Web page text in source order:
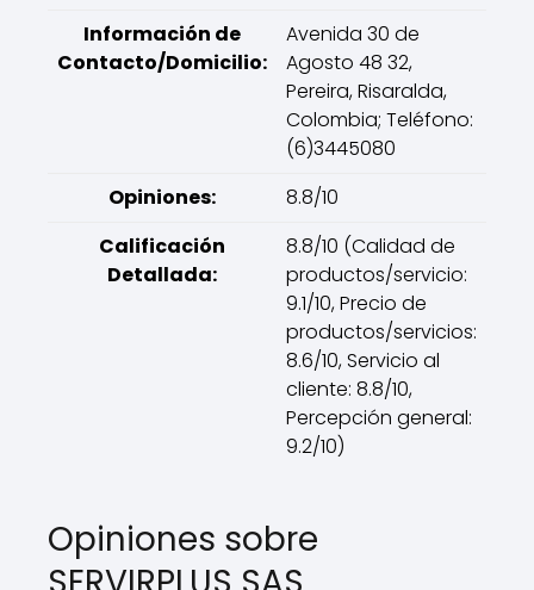
Información de
Contacto/Domicilio:
Avenida 30 de
Agosto 48 32,
Pereira, Risaralda,
Colombia; Teléfono:
(6)3445080
Opiniones:
8.8/10
Calificación
Detallada:
8.8/10 (Calidad de
productos/servicio:
9.1/10, Precio de
productos/servicios:
8.6/10, Servicio al
cliente: 8.8/10,
Percepción general:
9.2/10)
Opiniones sobre